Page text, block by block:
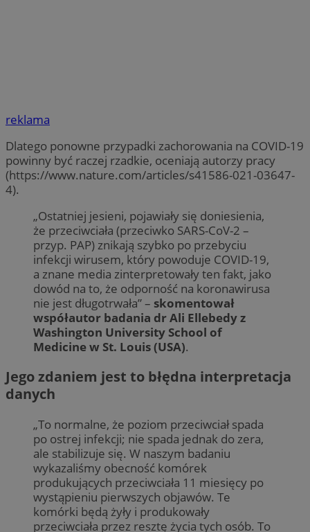
reklama
Dlatego ponowne przypadki zachorowania na COVID-19
powinny być raczej rzadkie, oceniają autorzy pracy
(https://www.nature.com/articles/s41586-021-03647-
4).
„Ostatniej jesieni, pojawiały się doniesienia,
że przeciwciała (przeciwko SARS-CoV-2 –
przyp. PAP) znikają szybko po przebyciu
infekcji wirusem, który powoduje COVID-19,
a znane media zinterpretowały ten fakt, jako
dowód na to, że odporność na koronawirusa
nie jest długotrwała” – skomentował
współautor badania dr Ali Ellebedy z
Washington University School of
Medicine w St. Louis (USA).
Jego zdaniem jest to błędna interpretacja
danych
„To normalne, że poziom przeciwciał spada
po ostrej infekcji; nie spada jednak do zera,
ale stabilizuje się. W naszym badaniu
wykazaliśmy obecność komórek
produkujących przeciwciała 11 miesięcy po
wystąpieniu pierwszych objawów. Te
komórki będą żyły i produkowały
przeciwciała przez resztę życia tych osób. To